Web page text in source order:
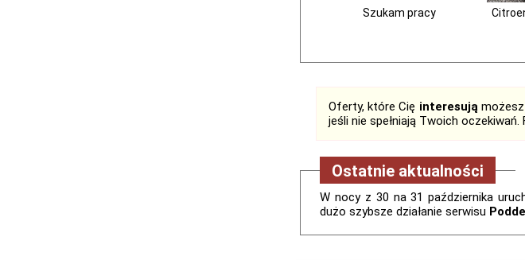
Szukam pracy
Oferty, które Cię interesująmożesz
jeśli nie spełniają Twoich
Ostatnie aktualności
W nocy z 30 na 31 października
dużo szybsze działanie serwisu